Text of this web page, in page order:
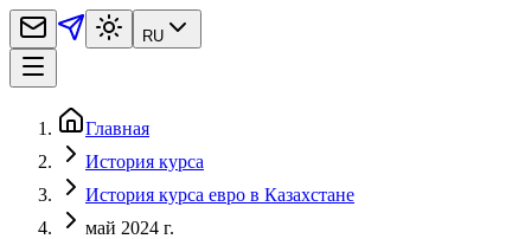
RU
Главная
История курса
История курса евро в Казахстане
май 2024 г.